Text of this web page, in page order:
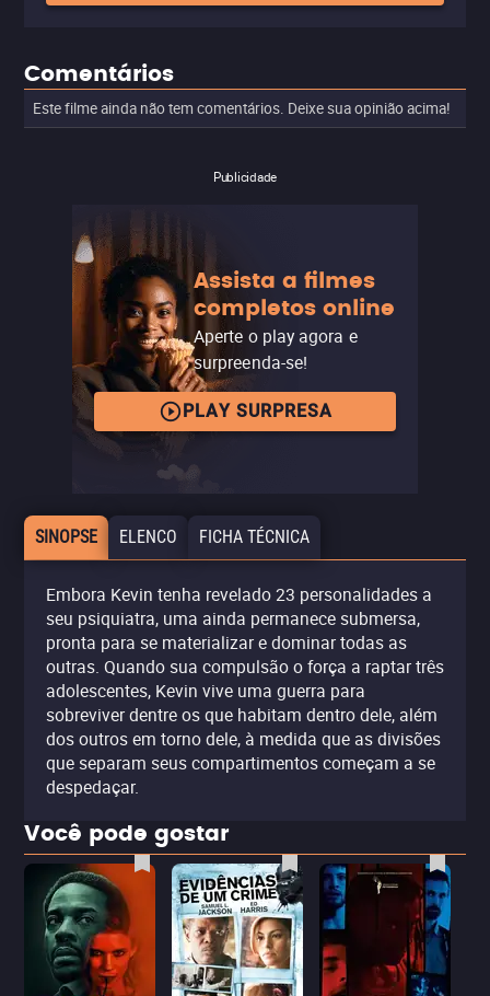
Comentários
Este filme ainda não tem comentários. Deixe sua opinião acima!
Publicidade
Assista a filmes
completos online
Aperte o play agora e
surpreenda-se!
PLAY SURPRESA
SINOPSE ELENCO FICHA TÉCNICA
Embora Kevin tenha revelado 23 personalidades a
seu psiquiatra, uma ainda permanece submersa,
pronta para se materializar e dominar todas as
outras. Quando sua compulsão o força a raptar três
adolescentes, Kevin vive uma guerra para
sobreviver dentre os que habitam dentro dele, além
dos outros em torno dele, à medida que as divisões
que separam seus compartimentos começam a se
despedaçar.
Você pode gostar